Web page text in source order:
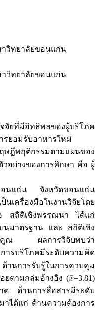
วิทยาลัยขอนแก่น
วิทยาลัยขอนแก่น
จัยที่มีอิทธิพลของผู้บริโภค
รยอมรับอาหารใหม่
ฤษฎีพฤติกรรมตามแผนของ
วอย่างของการศึกษา คือ ผู้
นแก่น จังหวัดขอนแก่น
เครื่องมือในงานวิจัยโดย
สถิติเชิงพรรณนา ได้แก่
นมาตรฐาน และ สถิติเชิง
พหุคูณ ผลการวิจับพบว่า
รบริโภคมีระดับความคิด
านการรับรู้ในการควบคุม
ยตามกลุ่มอ้างอิง ( =3.81)
ด ด้านการสื่อสารมีระดับ
าได้แก่ ด้านความต้องการ